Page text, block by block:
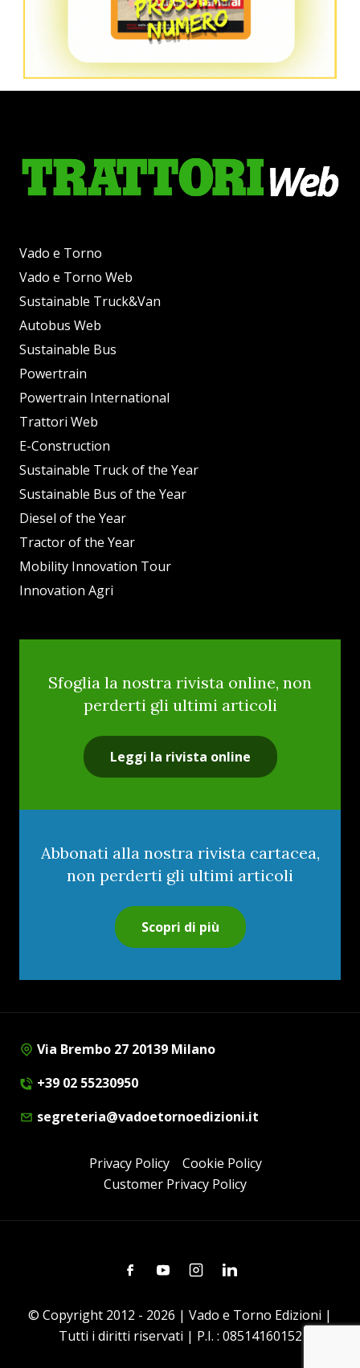
Vado e Torno
Vado e Torno Web
Sustainable Truck&Van
Autobus Web
Sustainable Bus
Powertrain
Powertrain International
Trattori Web
E-Construction
Sustainable Truck of the Year
Sustainable Bus of the Year
Diesel of the Year
Tractor of the Year
Mobility Innovation Tour
Innovation Agri
Sfoglia la nostra rivista online, non
perderti gli ultimi articoli
Leggi la rivista online
Abbonati alla nostra rivista cartacea,
non perderti gli ultimi articoli
Scopri di più
Via Brembo 27 20139 Milano
+39 02 55230950
segreteria@vadoetornoedizioni.it
Privacy Policy
Cookie Policy
Customer Privacy Policy
FacebookYoutubeInstagramLinkedin
© Copyright 2012 - 2026 | Vado e Torno Edizioni |
Tutti i diritti riservati | P.I. : 08514160152